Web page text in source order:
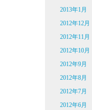
2013年1月
2012年12月
2012年11月
2012年10月
2012年9月
2012年8月
2012年7月
2012年6月